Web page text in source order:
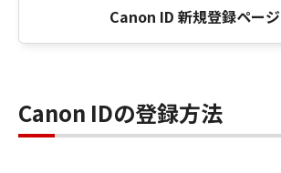
Canon ID 新規登録ページ
Canon IDの登録方法